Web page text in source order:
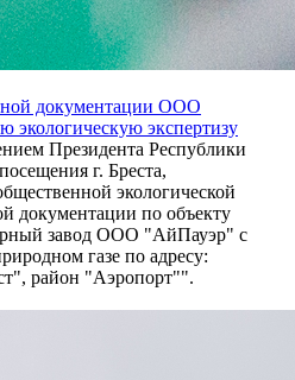
документации ООО
экологическую экспертизу
Президента Республики
г. Бреста,
экологической
документации по объекту
завод ООО "АйПауэр" с
газе по адресу:
район "Аэропорт"".